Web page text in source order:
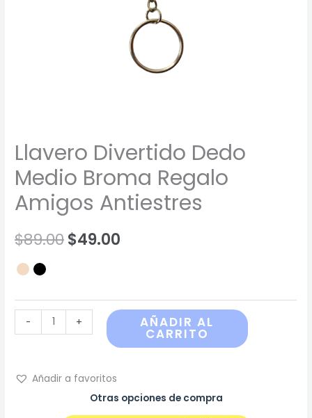
Llavero Divertido Dedo
Medio Broma Regalo
Amigos Antiestres
$89.00$49.00
- + AÑADIR AL
CARRITO
Añadir a favoritos
Otras opciones de compra